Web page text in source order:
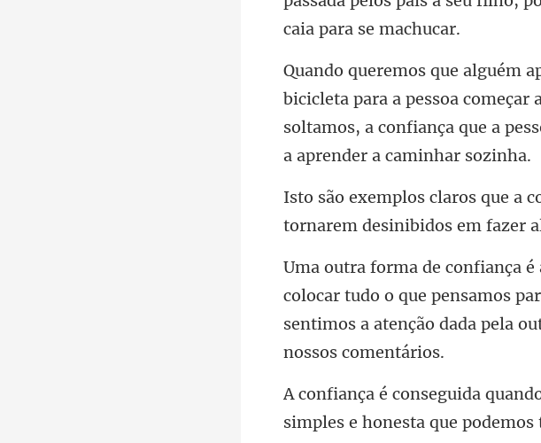
ra a pessoa
soltamos, a confiança qu
tornarem de
ar tudo o que pensamos
sentimos a a
si